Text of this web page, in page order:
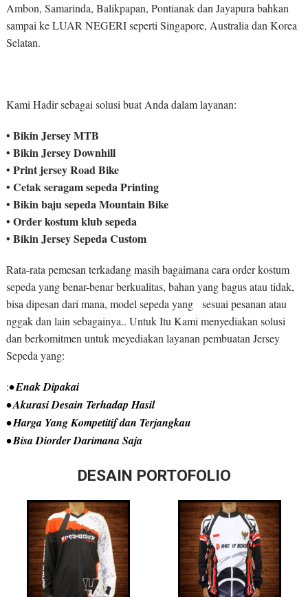
Ambon, Samarinda, Balikpapan, Pontianak dan Jayapura bahkan
sampai ke LUAR NEGERI seperti Singapore, Australia dan Korea
Selatan.
Kami Hadir sebagai solusi buat Anda dalam layanan:
• Bikin Jersey MTB
• Bikin Jersey Downhill
• Print jersey Road Bike
• Cetak seragam sepeda Printing
• Bikin baju sepeda Mountain Bike
• Order kostum klub sepeda
• Bikin Jersey Sepeda Custom
Rata-rata pemesan terkadang masih bagaimana cara order kostum
sepeda yang benar-benar berkualitas, bahan yang bagus atau tidak,
bisa dipesan dari mana, model sepeda yang sesuai pesanan atau
nggak dan lain sebagainya.. Untuk Itu Kami menyediakan solusi
dan berkomitmen untuk meyediakan layanan pembuatan Jersey
Sepeda yang:
:• Enak Dipakai
• Akurasi Desain Terhadap Hasil
• Harga Yang Kompetitif dan Terjangkau
• Bisa Diorder Darimana Saja
DESAIN PORTOFOLIO